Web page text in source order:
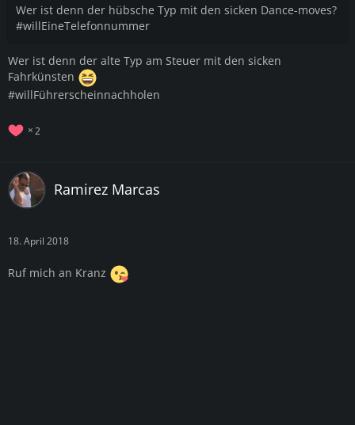
Wer ist denn der hübsche Typ mit den sicken Dance-moves?
#willEineTelefonnummer
Wer ist denn der alte Typ am Steuer mit den sicken
Fahrkünsten
#willFührerscheinnachholen
2
Ramirez Marcas
18. April 2018
Ruf mich an Kranz